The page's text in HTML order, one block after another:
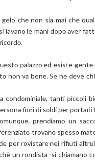
che non sia mai che
lavano le mani dopo aver
palazzo ed esiste
non va bene. Se ne deve
condominiale, tanti piccoli
fiori di soldi per portarli
prendiamo un
trovano spesso
per rovistare nei rifiuti
un rondista -si chiamano